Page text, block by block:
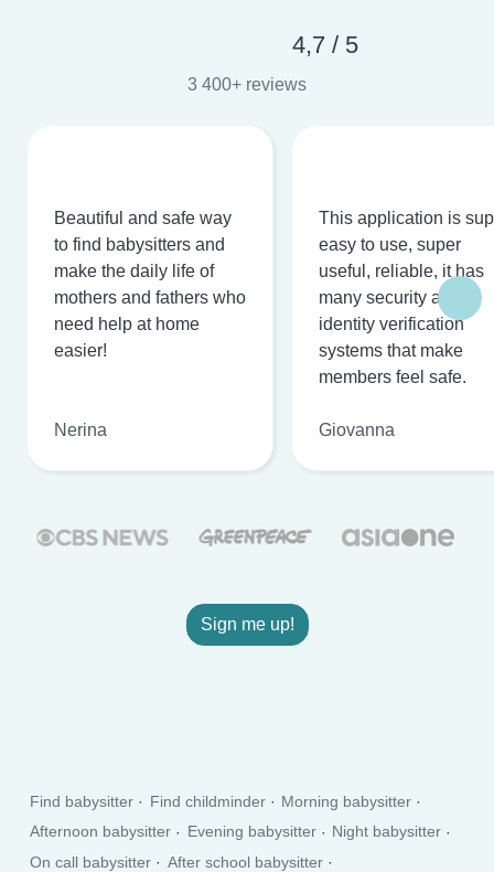
4,7 / 5
3 400+ reviews
Beautiful and safe way
to find babysitters and
make the daily life of
mothers and fathers who
need help at home
easier!
Nerina
This application is
easy to use, super
useful, reliable, it has
many security and
identity verification
systems that make
members feel safe.
Giovanna
Sign me up!
Find babysitter Find childminder
Morning babysitter
Afternoon babysitter
Evening babysitter
Night babysitter
On call babysitter
After school babysitter